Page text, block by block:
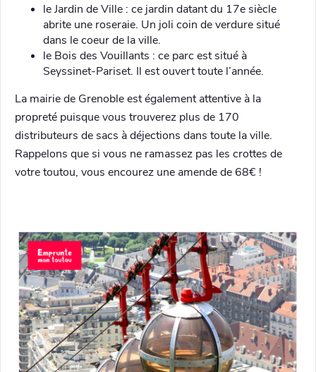
le Jardin de Ville : ce jardin datant du 17e siècle
abrite une roseraie. Un joli coin de verdure situé
dans le coeur de la ville.
le Bois des Vouillants : ce parc est situé à
Seyssinet-Pariset. Il est ouvert toute l’année.
La mairie de Grenoble est également attentive à la
propreté puisque vous trouverez plus de 170
distributeurs de sacs à déjections dans toute la ville.
Rappelons que si vous ne ramassez pas les crottes de
votre toutou, vous encourez une amende de 68€ !